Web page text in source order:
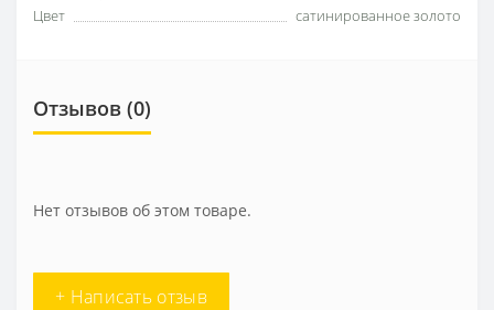
Цвет
сатинированное золото
Отзывов (0)
Нет отзывов об этом товаре.
+ Написать отзыв